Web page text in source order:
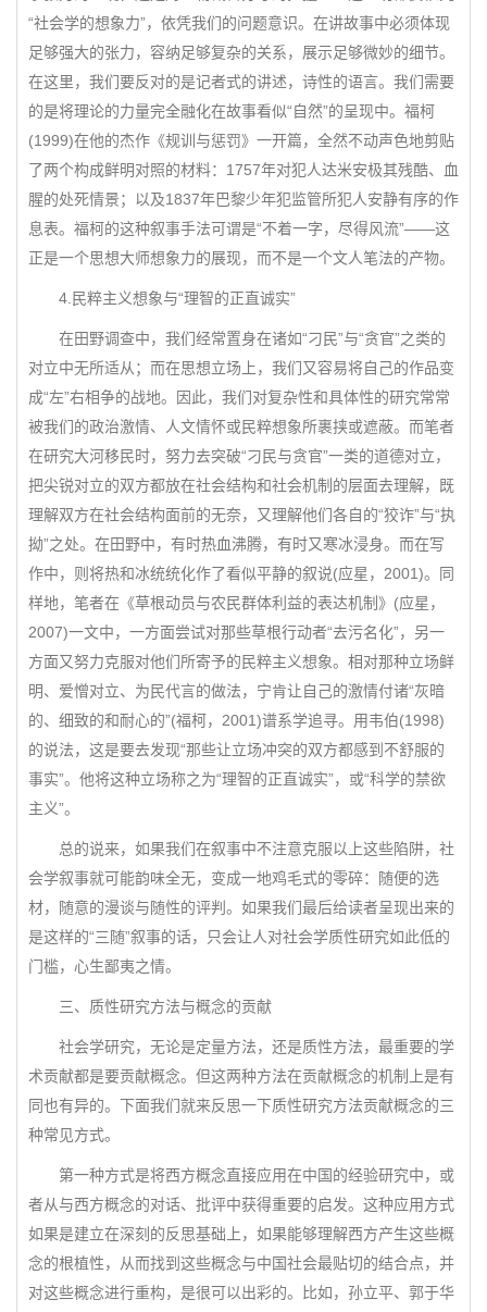
“社会学的想象力”，依凭我们的问题意识。在讲故事中必须体现
足够强大的张力，容纳足够复杂的关系，展示足够微妙的细节。
在这里，我们要反对的是记者式的讲述，诗性的语言。我们需要
的是将理论的力量完全融化在故事看似“自然”的呈现中。福柯
(1999)在他的杰作《规训与惩罚》一开篇，全然不动声色地剪贴
了两个构成鲜明对照的材料：1757年对犯人达米安极其残酷、血
腥的处死情景；以及1837年巴黎少年犯监管所犯人安静有序的作
息表。福柯的这种叙事手法可谓是“不着一字，尽得风流”——这
正是一个思想大师想象力的展现，而不是一个文人笔法的产物。
4.民粹主义想象与“理智的正直诚实”
在田野调查中，我们经常置身在诸如“刁民”与“贪官”之类的
对立中无所适从；而在思想立场上，我们又容易将自己的作品变
成“左”右相争的战地。因此，我们对复杂性和具体性的研究常常
被我们的政治激情、人文情怀或民粹想象所裹挟或遮蔽。而笔者
在研究大河移民时，努力去突破“刁民与贪官”一类的道德对立，
把尖锐对立的双方都放在社会结构和社会机制的层面去理解，既
理解双方在社会结构面前的无奈，又理解他们各自的“狡诈”与“执
拗”之处。在田野中，有时热血沸腾，有时又寒冰浸身。而在写
作中，则将热和冰统统化作了看似平静的叙说(应星，2001)。同
样地，笔者在《草根动员与农民群体利益的表达机制》(应星，
2007)一文中，一方面尝试对那些草根行动者“去污名化”，另一
方面又努力克服对他们所寄予的民粹主义想象。相对那种立场鲜
明、爱憎对立、为民代言的做法，宁肯让自己的激情付诸“灰暗
的、细致的和耐心的”(福柯，2001)谱系学追寻。用韦伯(1998)
的说法，这是要去发现“那些让立场冲突的双方都感到不舒服的
事实”。他将这种立场称之为“理智的正直诚实”，或“科学的禁欲
主义”。
总的说来，如果我们在叙事中不注意克服以上这些陷阱，社
会学叙事就可能韵味全无，变成一地鸡毛式的零碎：随便的选
材，随意的漫谈与随性的评判。如果我们最后给读者呈现出来的
是这样的“三随”叙事的话，只会让人对社会学质性研究如此低的
门槛，心生鄙夷之情。
三、质性研究方法与概念的贡献
社会学研究，无论是定量方法，还是质性方法，最重要的学
术贡献都是要贡献概念。但这两种方法在贡献概念的机制上是有
同也有异的。下面我们就来反思一下质性研究方法贡献概念的三
种常见方式。
第一种方式是将西方概念直接应用在中国的经验研究中，或
者从与西方概念的对话、批评中获得重要的启发。这种应用方式
如果是建立在深刻的反思基础上，如果能够理解西方产生这些概
念的根植性，从而找到这些概念与中国社会最贴切的结合点，并
对这些概念进行重构，是很可以出彩的。比如，孙立平、郭于华